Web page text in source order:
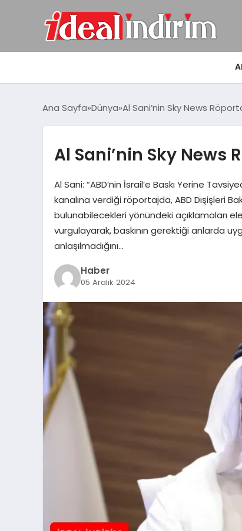
Ana Sayfa Dünya Al Sani’nin Sky News
Al Sani’nin Sky News
Al Sani: “ABD’nin İsrail’e Baskı Yerine
kanalına verdiği röportajda, ABD Dışişleri
bulunabilecekleri yönündeki açıklamaları ele
vurgulayarak, baskının gerektiği anlarda
anlaşılmadığını…
Haber
05 Aralık 2024